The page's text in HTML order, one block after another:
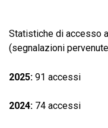
Statistiche di accesso
(segnalazioni
2025: 91 accessi
2024: 74 accessi